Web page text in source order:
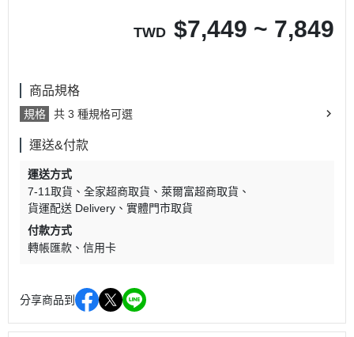
TWD $7,449 ~ 7,849
商品規格
規格 共 3 種規格可選
運送&付款
運送方式
7-11取貨
全家超商取貨
萊爾富超商取貨
貨運配送 Delivery
實體門市取貨
付款方式
轉帳匯款
信用卡
分享商品到